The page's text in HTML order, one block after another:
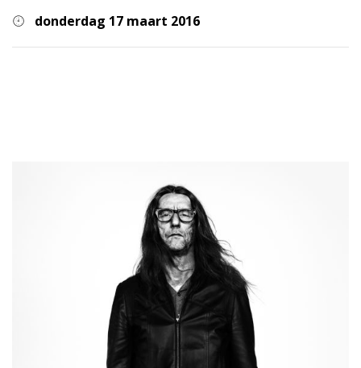
donderdag 17 maart 2016